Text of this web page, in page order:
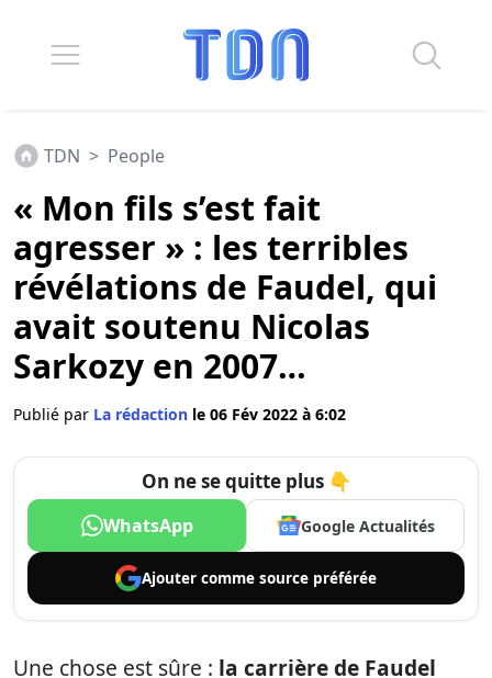
TDN > People
« Mon fils s’est fait
agresser » : les terribles
révélations de Faudel, qui
avait soutenu Nicolas
Sarkozy en 2007…
Publié par La rédaction le 06 Fév 2022 à 6:02
On ne se quitte plus 👇
WhatsApp Google Actualités
Ajouter comme source préférée
Une chose est sûre : la carrière de Faudel